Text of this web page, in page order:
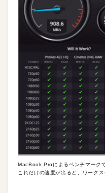
MacBook Proによるベンチマーク
これだけの速度が出ると、ワークス